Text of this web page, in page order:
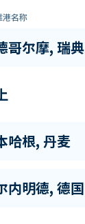
港名称
哥尔摩, 瑞典
哈根, 丹麦
内明德, 德国